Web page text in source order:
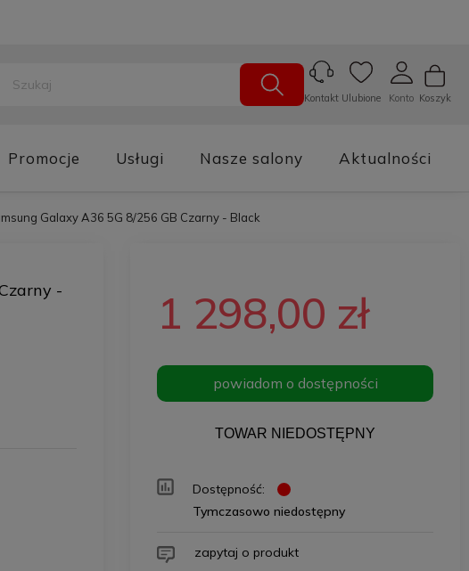
Koszyk
Konto
Ulubione
Kontakt
Promocje Usługi Nasze salony Aktualności
Galaxy A36 5G 8/256 GB Czarny - Black
-
1 298,00 zł
powiadom o dostępności
TOWAR NIEDOSTĘPNY
Dostępność:
Tymczasowo niedostępny
zapytaj o produkt